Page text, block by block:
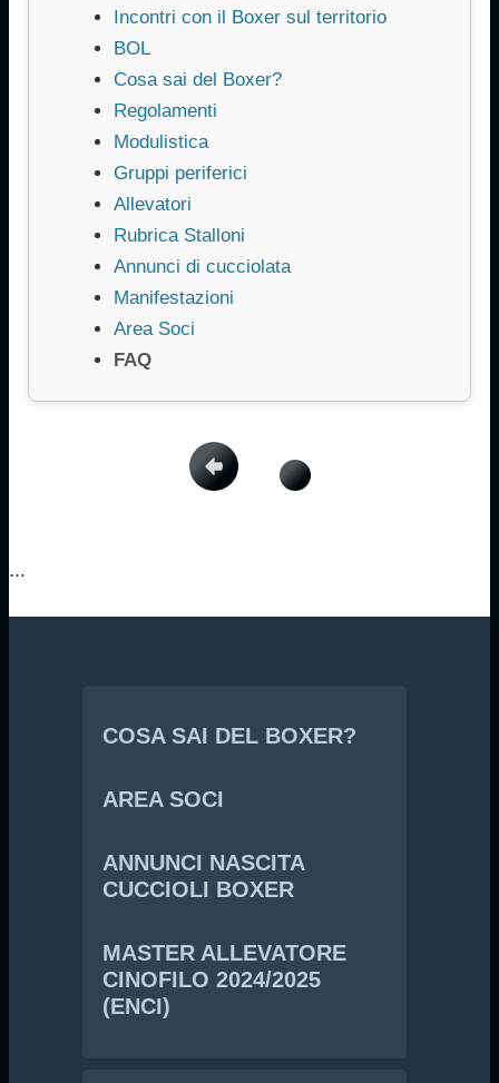
Incontri con il Boxer sul territorio
BOL
Cosa sai del Boxer?
Regolamenti
Modulistica
Gruppi periferici
Allevatori
Rubrica Stalloni
Annunci di cucciolata
Manifestazioni
Area Soci
FAQ
...
COSA SAI DEL BOXER?
AREA SOCI
ANNUNCI NASCITA
CUCCIOLI BOXER
MASTER ALLEVATORE
CINOFILO 2024/2025
(ENCI)